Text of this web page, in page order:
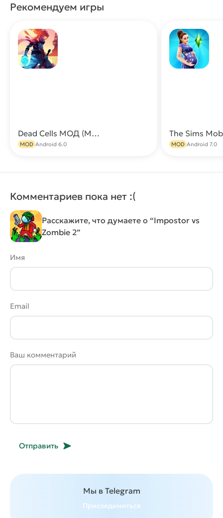
Рекомендуем игры
Dead Cells МОД (Меню/Всё открыто)
MOD Android 6.0
The Sims
MOD Android 7.0
Комментариев пока нет :(
Расскажите, что думаете о “Impostor vs
Zombie 2”
Имя
Email
Ваш комментарий
Отправить
Мы в Telegram
Присоединиться